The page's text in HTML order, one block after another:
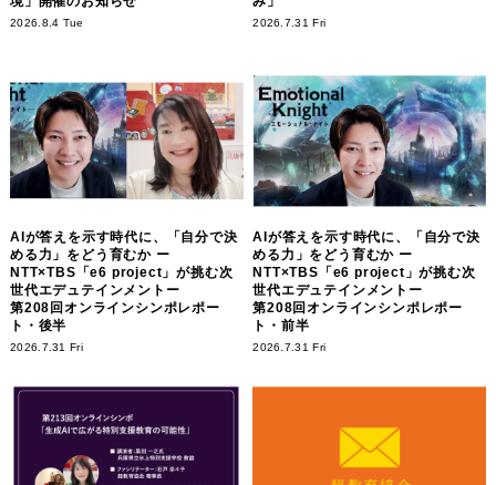
2026.8.4 Tue 2026.7.31 Fri
AIが答えを示す時代に、「自分で決
める力」をどう育むか ー
NTT×TBS「e6 project」が挑む次
世代エデュテインメントー
第208回オンラインシンポレポー
ト・後半
2026.7.31 Fri
AIが答えを示す時代に、「自分で決
める力」をどう育むか ー
NTT×TBS「e6 project」が挑む次
世代エデュテインメントー
第208回オンラインシンポレポー
ト・前半
2026.7.31 Fri